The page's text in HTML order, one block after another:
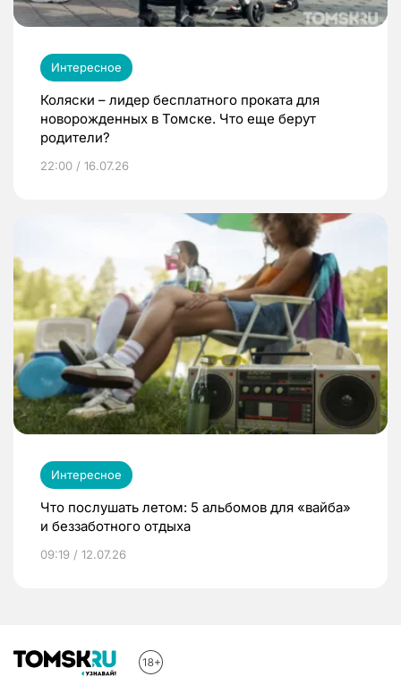
Интересное
Коляски – лидер бесплатного проката для
новорожденных в Томске. Что еще берут
родители?
22:00 / 16.07.26
Интересное
Что послушать летом: 5 альбомов для «вайба»
и беззаботного отдыха
09:19 / 12.07.26